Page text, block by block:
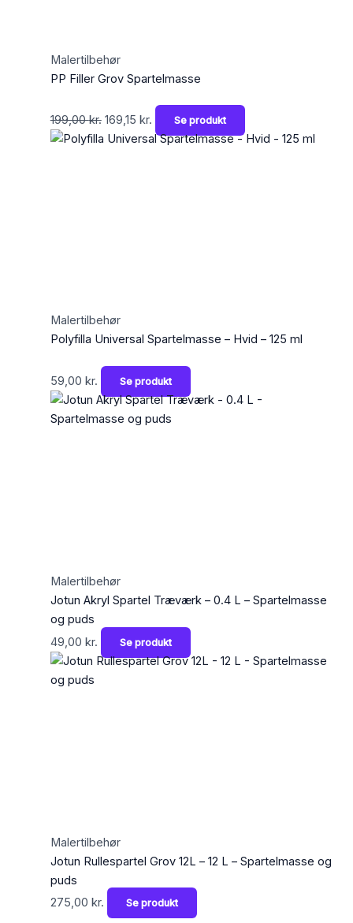
Malertilbehør
PP Filler Grov Spartelmasse
199,00kr. 169,15 kr. Se produkt
Malertilbehør
Polyfilla Universal Spartelmasse – Hvid – 125 ml
59,00 kr. Se produkt
Malertilbehør
Jotun Akryl Spartel Træværk – 0.4 L – Spartelmasse
og puds
49,00 kr. Se produkt
Malertilbehør
Jotun Rullespartel Grov 12L – 12 L – Spartelmasse og
puds
275,00 kr. Se produkt